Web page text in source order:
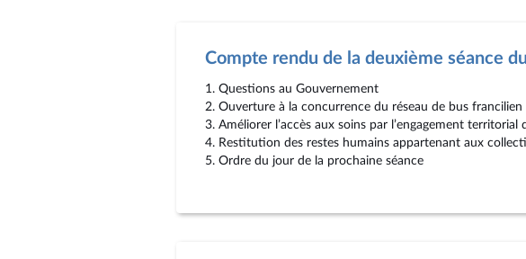
Compte rendu de la deuxième séance
1. Questions au Gouvernement
2. Ouverture à la concurrence du réseau de bus francilien
3. Améliorer l’accès aux soins par l’engagement territorial
4. Restitution des restes humains appartenant aux
5. Ordre du jour de la prochaine séance